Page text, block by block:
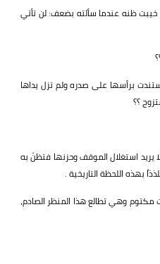
خيبت ظنه عندما سألته بضعف: لن تأتي
برأسها على صدره ولم تزل يداها
؟؟
يريد استغلال الموقف وحزنها فتظنّ به
بهذه اللحظة التاريخية .
وهي تطالع هذا المنظر الصادم،